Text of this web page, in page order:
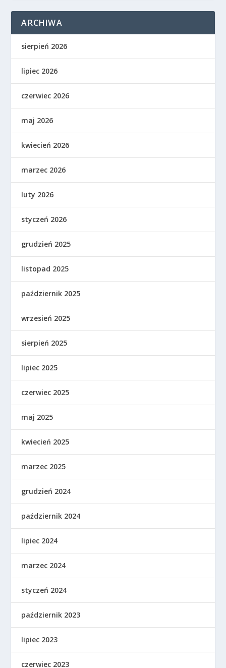
ARCHIWA
sierpień 2026
lipiec 2026
czerwiec 2026
maj 2026
kwiecień 2026
marzec 2026
luty 2026
styczeń 2026
grudzień 2025
listopad 2025
październik 2025
wrzesień 2025
sierpień 2025
lipiec 2025
czerwiec 2025
maj 2025
kwiecień 2025
marzec 2025
grudzień 2024
październik 2024
lipiec 2024
marzec 2024
styczeń 2024
październik 2023
lipiec 2023
czerwiec 2023